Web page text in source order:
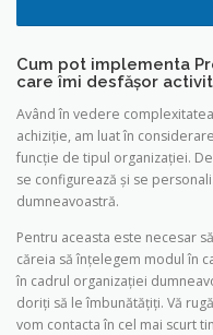
Cum pot implementa
care îmi desfășor
Având în vedere
achiziţie, am luat în
funcţie de tipul organizației.
se configurează şi se
dumneavoastră.
Pentru aceasta este necesar
căreia să înţelegem modul în
în cadrul organizației
doriţi să le îmbunătăţiţi. Vă
vom contacta în cel mai scurt